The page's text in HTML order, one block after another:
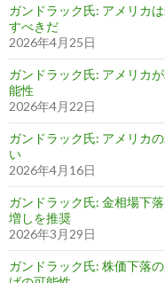
ガンドラック氏: アメリカ
すべきだ
2026年4月25日
ガンドラック氏: アメリカ
能性
2026年4月22日
ガンドラック氏: アメリカ
い
2026年4月16日
ガンドラック氏: 金相場下
増しを推奨
2026年3月29日
ガンドラック氏: 株価下落